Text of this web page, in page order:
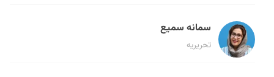
سمانه سمیع
تحریریه